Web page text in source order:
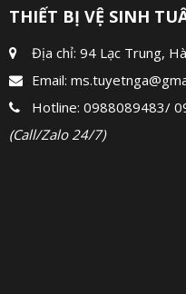
THIẾT BỊ VỆ SINH
Địa chỉ: 94 Lạc Trung,
Email:
Hotline: 0988089483/
(Call/Zalo 24/7)